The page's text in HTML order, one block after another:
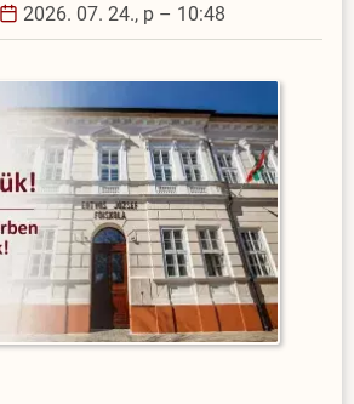
2026. 07. 24., p – 10:48